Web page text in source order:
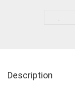
Description